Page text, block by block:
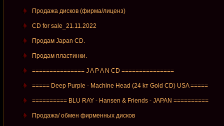
Продажа дисков (фирма/лиценз)
CD for sale_21.11.2022
Продам Japan CD.
Продам пластинки.
=============== J A P A N CD ===============
===== Deep Purple - Machine Head (24 kт Gold CD) USA =====
========== BLU RAY - Hansen & Friends - JAPAN ==========
Продажа/ обмен фирменных дисков